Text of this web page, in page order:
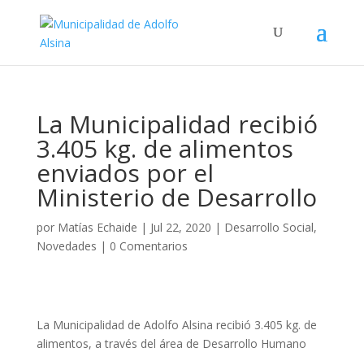
La Municipalidad recibió
3.405 kg. de alimentos
enviados por el
Ministerio de Desarrollo
por Matías Echaide | Jul 22, 2020 | Desarrollo Social,
Novedades | 0 Comentarios
La Municipalidad de Adolfo Alsina recibió 3.405 kg. de
alimentos, a través del área de Desarrollo Humano